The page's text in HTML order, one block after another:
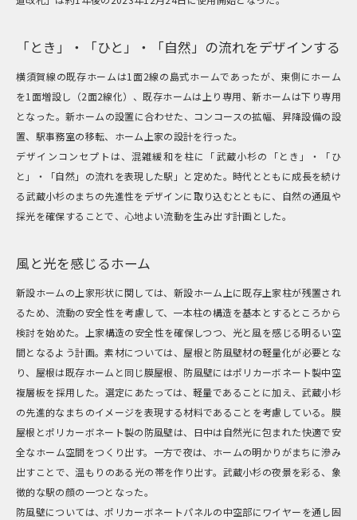
「とき」・「ひと」・「自然」の流れをデザインする
横須賀線の既存ホームは1面2線の島式ホームであったが、東側にホーム
を1面増設し（2面2線化）、既存ホームは上り専用、新ホームは下り専用
となった。新ホームの設置に合わせた、コンコースの拡幅、昇降設備の設
置、駅事務室の移転、ホーム上家の設計を行った。
デザインコンセプトは、混雑緩和を柱に「武蔵小杉の「とき」・「ひ
と」・「自然」の流れを表現した駅」と定めた。時代とともに成長を続け
る武蔵小杉のまちの先進性をデザインに取り込むとともに、自然の通風や
採光を確保することで、心地よい流動を生み出す計画とした。
風と光を感じるホーム
新設ホームの上家形状に関しては、新設ホーム上に既存上家柱が残置され
るため、流動の安全性を考慮して、一本柱の構造を基本とするところから
検討を始めた。上家構造の安全性を確保しつつ、光と風を感じる明るい空
間となるよう計画。素材については、屋根と防風壁材の軽量化が必要とな
り、屋根は既存ホームと同じ膜屋根、防風壁にはポリカーボネート製中空
複層板を採用した。選定にあたっては、軽量であることに加え、武蔵小杉
の先進的なまちのイメージを表現する材料であることを考慮している。膜
屋根とポリカーボネート製の防風壁は、日中は自然光に包まれた快適で安
全なホーム空間をつくり出す。一方で夜は、ホームの明かりがまちに滲み
出すことで、温もりのある光の帯を作り出す。武蔵小杉の夜景を彩る、象
徴的な駅の顔の一つとなった。
防風壁については、ポリカーボネートパネルの中空部にワイヤーを通し固